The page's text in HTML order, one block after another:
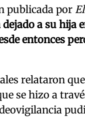
publicada por
a su hija
entonces
relataron
se hizo a